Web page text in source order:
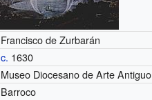
Francisco de Zurbarán
c. 1630
Museo Diocesano de Arte Antiguo
Barroco